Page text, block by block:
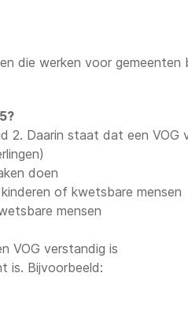
die werken voor
2. Daarin staat dat een VOG
doen
of kwetsbare mensen
mensen
VOG verstandig is
is. Bijvoorbeeld: